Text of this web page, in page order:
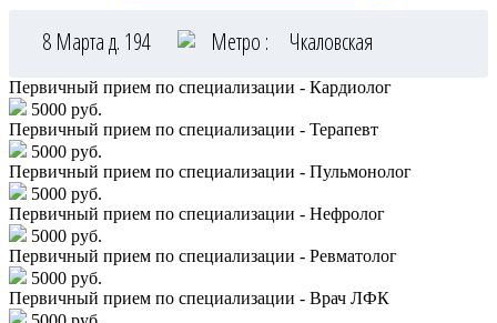
8 Марта д. 194 Метро : Чкаловская
Первичный прием по специализации - Кардиолог
5000 руб.
Первичный прием по специализации - Терапевт
5000 руб.
Первичный прием по специализации - Пульмонолог
5000 руб.
Первичный прием по специализации - Нефролог
5000 руб.
Первичный прием по специализации - Ревматолог
5000 руб.
Первичный прием по специализации - Врач ЛФК